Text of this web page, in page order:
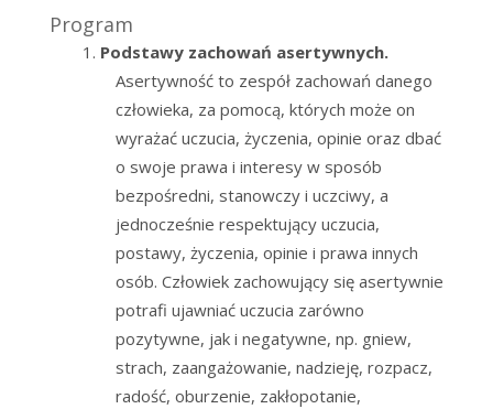
Program
Podstawy zachowań asertywnych.
Asertywność to zespół zachowań danego
człowieka, za pomocą, których może on
wyrażać uczucia, życzenia, opinie oraz dbać
o swoje prawa i interesy w sposób
bezpośredni, stanowczy i uczciwy, a
jednocześnie respektujący uczucia,
postawy, życzenia, opinie i prawa innych
osób. Człowiek zachowujący się asertywnie
potrafi ujawniać uczucia zarówno
pozytywne, jak i negatywne, np. gniew,
strach, zaangażowanie, nadzieję, rozpacz,
radość, oburzenie, zakłopotanie,